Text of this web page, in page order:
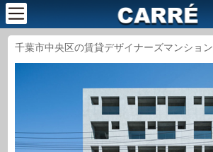
千葉市中央区の賃貸デザイナーズマンション